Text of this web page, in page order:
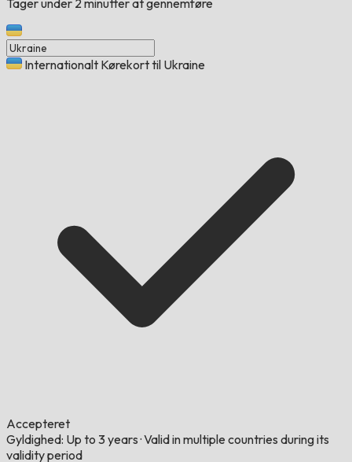
Tager under 2 minutter at gennemføre
Internationalt Kørekort til Ukraine
Accepteret
Gyldighed: Up to 3 years ·Valid in multiple countries during its
validity period